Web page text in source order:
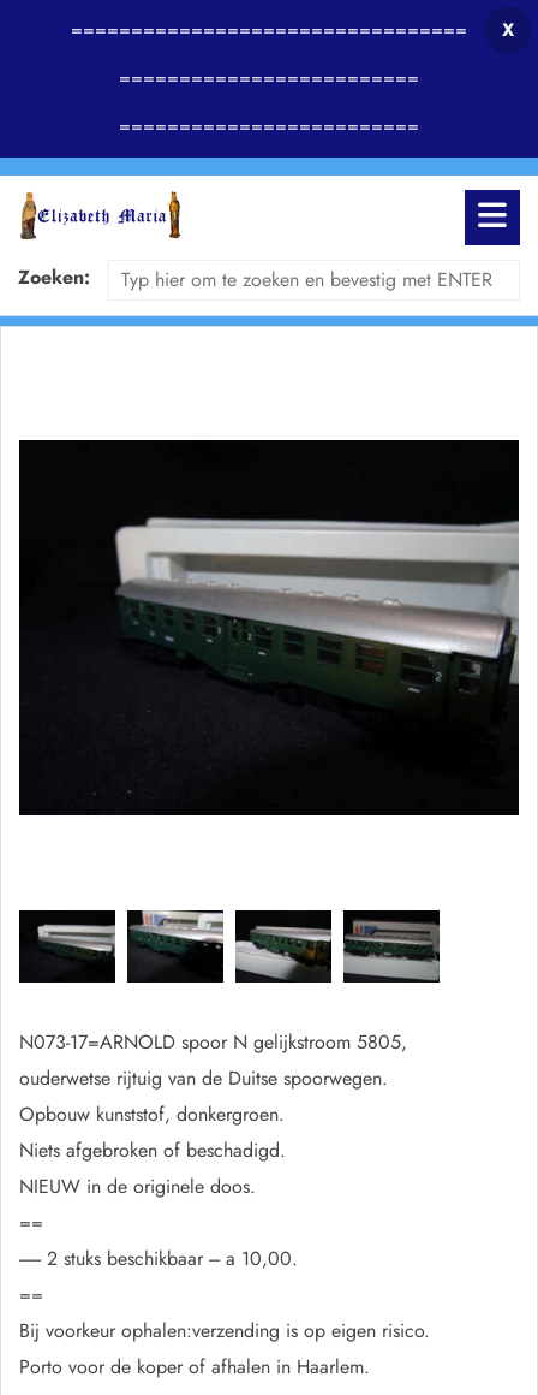
=================================
=========================
=========================
X
Zoeken:
N073-17=ARNOLD spoor N gelijkstroom 5805,
ouderwetse rijtuig van de Duitse spoorwegen.
Opbouw kunststof, donkergroen.
Niets afgebroken of beschadigd.
NIEUW in de originele doos.
==
------ 2 stuks beschikbaar --- a 10,00.
==
Bij voorkeur ophalen:verzending is op eigen risico.
Porto voor de koper of afhalen in Haarlem.